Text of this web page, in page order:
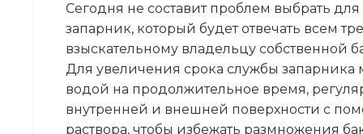
Сегодня не составит проблем выбрать
запарник, который будет отвечать всем
взыскательному владельцу собственной
Для увеличения срока службы запарника
водой на продолжительное время,
внутренней и внешней поверхности с
раствора, чтобы избежать размножения